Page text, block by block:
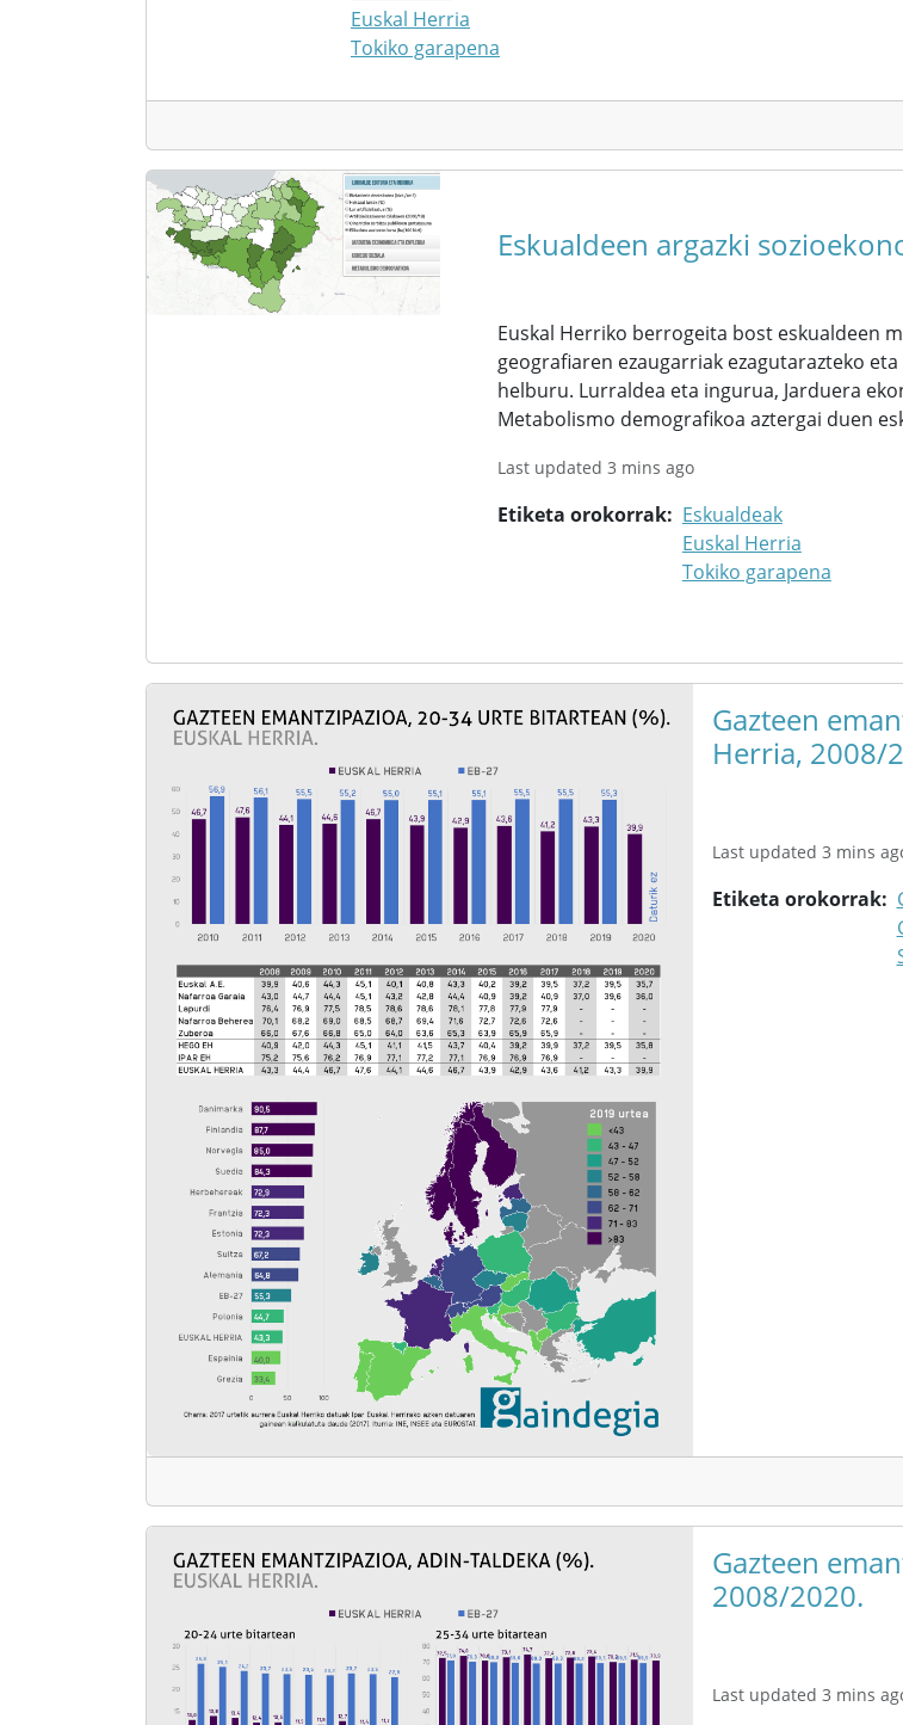
Euskal Herria
Tokiko garapena
Eskualdeen argazki
Euskal Herriko berrogeita bost eskualdeen
geografiaren ezaugarriak ezagutarazteko
helburu. Lurraldea eta ingurua, Jarduera
Metabolismo demografikoa aztergai duen
Last updated 3 mins ago
Etiketa orokorrak
Eskualdeak
Euskal Herria
Tokiko garapena
Gazteen
Herria, 2008/
Last updated 3 mins
Etiketa orokorrak
Gazteen
2008/2020.
Last updated 3 mins